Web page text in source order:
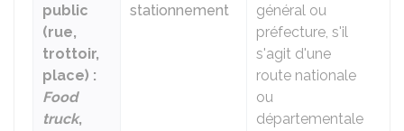
public
(rue,
trottoir,
place) :
Food
truck,
stationnement
général ou
préfecture, s'il
s'agit d'une
route nationale
ou
départementale